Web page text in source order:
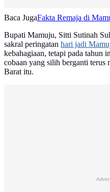
Baca JugaFakta Remaja di
Bupati Mamuju, Sitti Sutinah
sakral peringatan hari jadi
kebahagiaan, tetapi pada tahun
cobaan yang silih berganti
Barat itu.